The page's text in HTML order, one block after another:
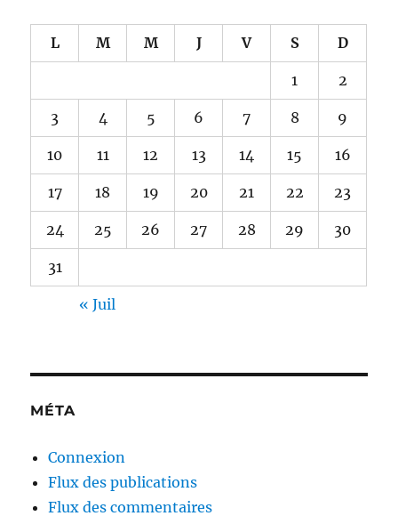
L M M J V S D
1 2
3 4 5 6 7 8 9
10 11 12 13 14 15 16
17 18 19 20 21 22 23
24 25 26 27 28 29 30
31
« Juil
MÉTA
Connexion
Flux des publications
Flux des commentaires